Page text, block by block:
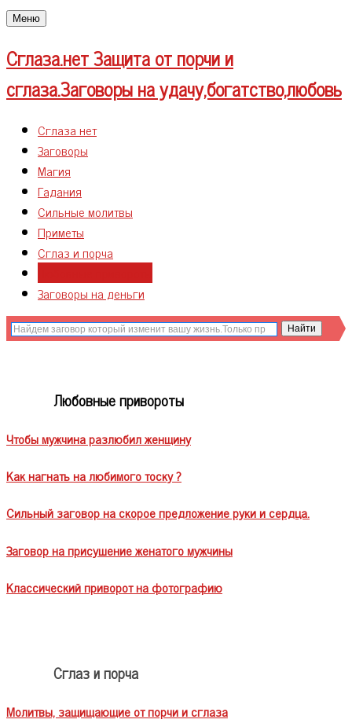
Меню
Сглаза.нетЗащита от порчи и
сглаза.Заговоры на удачу,богатство,любовь
Сглаза нет
Заговоры
Магия
Гадания
Сильные молитвы
Приметы
Сглаз и порча
Заговоры на деньги
Любовные привороты
Чтобы мужчина разлюбил женщину
Как нагнать на любимого тоску ?
Сильный заговор на скорое предложение руки и сердца.
Заговор на присушение женатого мужчины
Классический приворот на фотографию
Сглаз и порча
Молитвы, защищающие от порчи и сглаза